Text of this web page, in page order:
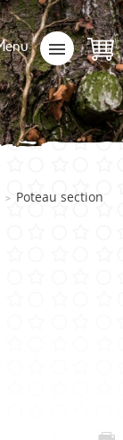
> Poteau section